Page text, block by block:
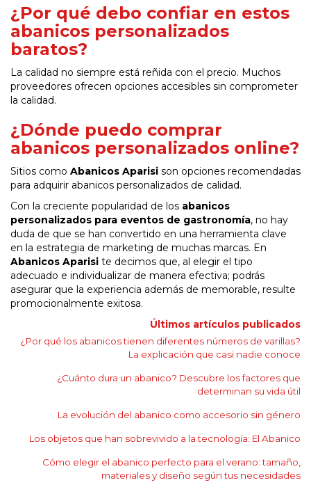
¿Por qué debo confiar en estos
abanicos personalizados
baratos?
La calidad no siempre está reñida con el precio. Muchos
proveedores ofrecen opciones accesibles sin comprometer
la calidad.
¿Dónde puedo comprar
abanicos personalizados online?
Sitios como Abanicos Aparisi son opciones recomendadas
para adquirir abanicos personalizados de calidad.
Con la creciente popularidad de los abanicos
personalizados para eventos de gastronomía, no hay
duda de que se han convertido en una herramienta clave
en la estrategia de marketing de muchas marcas. En
Abanicos Aparisi te decimos que, al elegir el tipo
adecuado e individualizar de manera efectiva; podrás
asegurar que la experiencia además de memorable, resulte
promocionalmente exitosa.
Últimos artículos publicados
¿Por qué los abanicos tienen diferentes números de varillas?
La explicación que casi nadie conoce
¿Cuánto dura un abanico? Descubre los factores que
determinan su vida útil
La evolución del abanico como accesorio sin género
Los objetos que han sobrevivido a la tecnología: El Abanico
Cómo elegir el abanico perfecto para el verano: tamaño,
materiales y diseño según tus necesidades